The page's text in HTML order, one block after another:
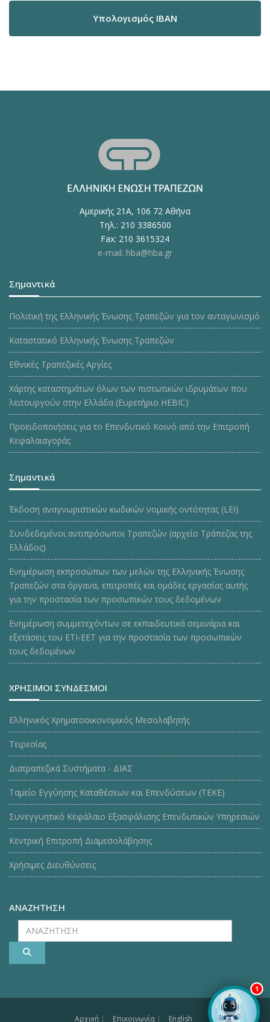
1
Υπολογισμός IBAN
Αμερικής 21Α, 106 72 Αθήνα
Τηλ.: 210 3386500
Fax: 210 3615324
e-mail: hba@hba.gr
Σημαντικά
Πολιτική της Ελληνικής Ένωσης Τραπεζών για τον ανταγωνισμό
Καταστατικό Ελληνικής Ένωσης Τραπεζών
Εθνικές Τραπεζικές Αργίες
Χάρτης καταστημάτων όλων των πιστωτικών ιδρυμάτων που
λειτουργούν στην Ελλάδα (Ευρετήριο HEBIC)
Προειδοποιήσεις για το Επενδυτικό Κοινό από την Επιτροπή
Κεφαλαιαγοράς
Σημαντικά
Έκδοση αναγνωριστικών κωδικών νομικής οντότητας (LEI)
Συνδεδεμένοι αντιπρόσωποι Τραπεζών (αρχείο Τράπεζας της
Ελλάδος)
Ενημέρωση εκπροσώπων των μελών της Ελληνικής Ένωσης
Τραπεζών στα όργανα, επιτροπές και ομάδες εργασίας αυτής
για την προστασία των προσωπικών τους δεδομένων
Ενημέρωση συμμετεχόντων σε εκπαιδευτικά σεμινάρια και
εξετάσεις του ΕΤΙ-ΕΕΤ για την προστασία των προσωπικών
τους δεδομένων
ΧΡΗΣΙΜΟΙ ΣΥΝΔΕΣΜΟΙ
Ελληνικός Χρηματοοικονομικός Μεσολαβητής
Τειρεσίας
Διατραπεζικά Συστήματα - ΔΙΑΣ
Ταμείο Εγγύησης Καταθέσεων και Επενδύσεων (ΤΕΚE)
Συνεγγυητικό Κεφάλαιο Εξασφάλισης Επενδυτικών Υπηρεσιών
Κεντρική Επιτροπή Διαμεσολάβησης
Χρήσιμες Διευθύνσεις
ΑΝΑΖΗΤΗΣΗ
ΑΝΑΖΗΤΗΣΗ
Αρχική | Επικοινωνία | English